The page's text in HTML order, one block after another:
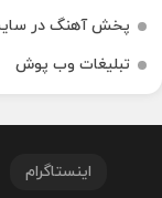
پخش آهنگ در
تبلیغات وب پوش
اینستاگرام